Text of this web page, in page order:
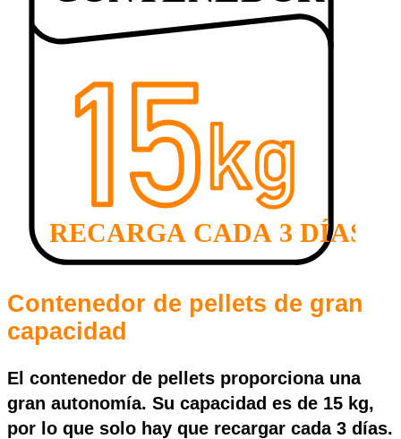
Contenedor de pellets de gran
capacidad
El contenedor de pellets proporciona una
gran autonomía. Su capacidad es de 15 kg,
por lo que solo hay que recargar cada 3 días.